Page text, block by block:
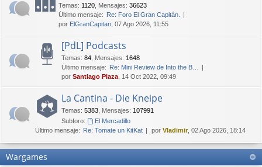
Temas: 1120 Mensajes: 36623
Último mensaje: Re: Foro El Gran Capitán.
por ElGranCapitan , 07 Ago 2026, 11:55
[PdL] Podcasts
Temas: 84 Mensajes: 1648
Último mensaje: Re: Mini Review de Into the B…
por Santiago Plaza , 14 Oct 2022, 09:49
La Cantina - Die Kneipe
Temas: 5383 Mensajes: 107991
Subforo:
El Mercadillo
Último mensaje: Re: Tomate un KitKat por Vladimir, 02 Ago 2026, 18:14
Wargames